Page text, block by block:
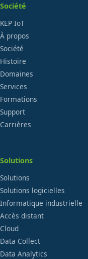
Société
KEP IoT
À propos
Société
Histoire
Domaines
Services
Formations
Support
Carrières
Solutions
Solutions
Solutions logicielles
Informatique industrielle
Accès distant
Cloud
Data Collect
Data Analytics